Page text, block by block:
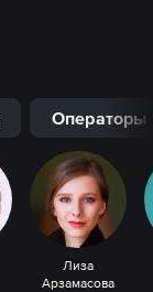
Операторы
Лиза
Арзамасова